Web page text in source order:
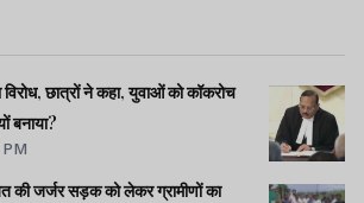
विरोध, छात्रों ने कहा, युवाओं को कॉकरोच
बनाया?
की जर्जर सड़क को लेकर ग्रामीणों का